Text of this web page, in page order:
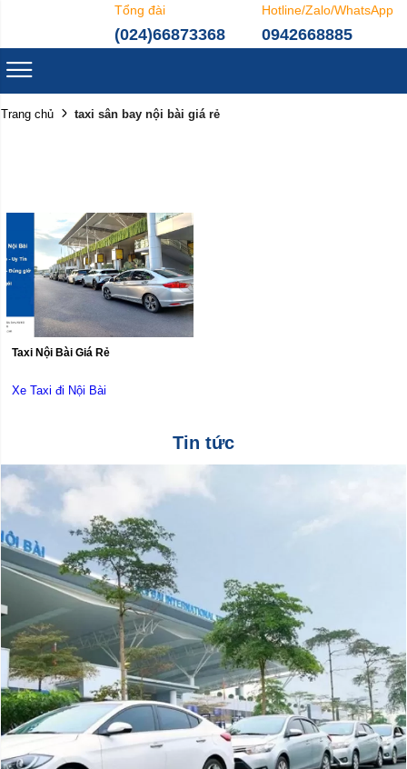
Tổng đài
(024)66873368
Hotline/Zalo/WhatsApp
0942668885
Trang chủ taxi sân bay nội bài giá rẻ
Taxi Nội Bài Giá Rẻ
Xe Taxi đi Nội Bài
Tin tức